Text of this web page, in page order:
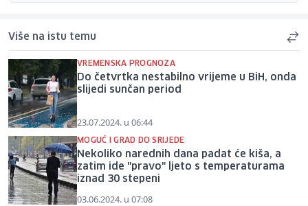
Više na istu temu
VREMENSKA PROGNOZA
Do četvrtka nestabilno vrijeme u BiH, onda
slijedi sunčan period
23.07.2024. u 06:44
MOGUĆ I GRAD DO SRIJEDE
Nekoliko narednih dana padat će kiša, a
zatim ide "pravo" ljeto s temperaturama
iznad 30 stepeni
03.06.2024. u 07:08